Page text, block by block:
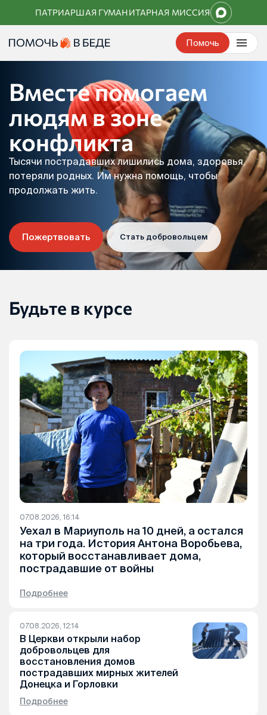
Перейти
к
контенту
ПАТРИАРШАЯ ГУМАНИТАРНАЯ МИССИЯ
Помочь
Вместе помогаем
людям в зоне
конфликта
Тысячи пострадавших лишились дома, здоровья,
потеряли родных. Им нужна помощь, чтобы
продолжать жить.
Пожертвовать Стать добровольцем
Будьте в курсе
07.08.2026, 16:14
Уехал в Мариуполь на 10 дней, а остался
на три года. История Антона Воробьева,
который восстанавливает дома,
пострадавшие от войны
Подробнее
07.08.2026, 12:14
В Церкви открыли набор
добровольцев для
восстановления домов
пострадавших мирных жителей
Донецка и Горловки
Подробнее